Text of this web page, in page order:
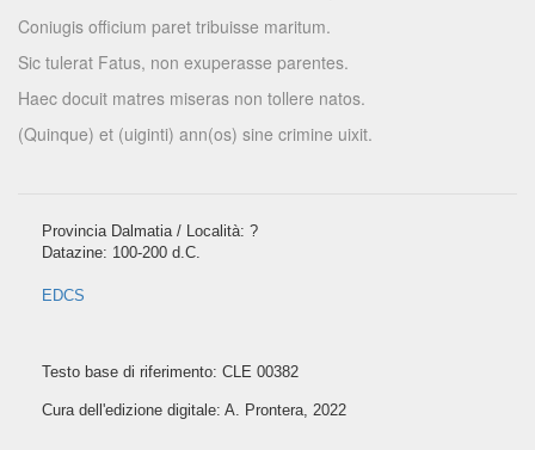
Coniugis officium paret tribuisse maritum.
Sic tulerat Fatus, non exuperasse parentes.
Haec docuit matres miseras non tollere natos.
(Quinque) et (uiginti) ann(os) sine crimine uixit.
Provincia Dalmatia / Località: ?
Datazine: 100-200 d.C.
EDCS
Testo base di riferimento: CLE 00382
Cura dell'edizione digitale: A. Prontera, 2022